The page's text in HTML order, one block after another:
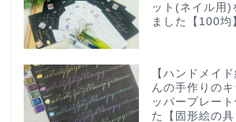
ット(ネイル用)
ました【100均
【ハンドメイ
んの手作りの
ッパープレー
た【固形絵の具